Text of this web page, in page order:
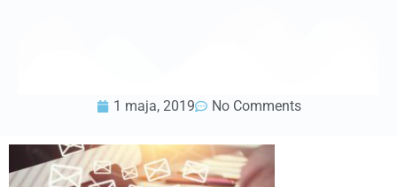
1 maja, 2019 No Comments